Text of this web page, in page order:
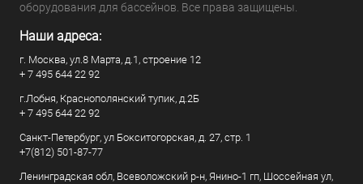
оборудования для бассейнов. Все права защищены.
Наши адреса:
г. Москва, ул.8 Марта, д.1, строение 12
+ 7 495 644 22 92
г.Лобня, Краснополянский тупик, д.2Б
+ 7 495 644 22 92
Санкт-Петербург, ул Бокситогорская, д. 27, стр. 1
+7(812) 501-87-77
Ленинградская обл, Всеволожский р-н, Янино-1 гп, Шоссейная ул,